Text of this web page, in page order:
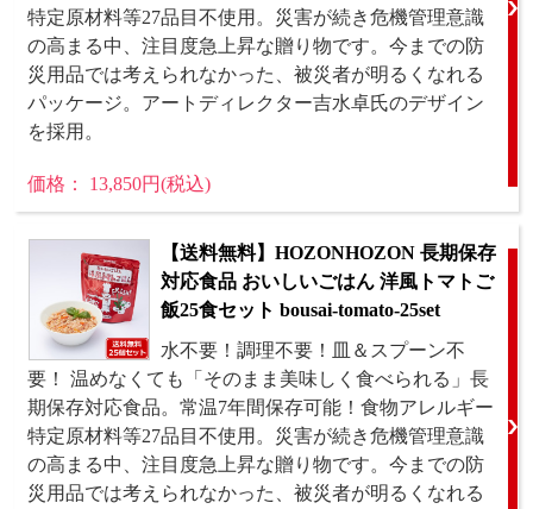
特定原材料等27品目不使用。災害が続き危機管理意識
の高まる中、注目度急上昇な贈り物です。今までの防
災用品では考えられなかった、被災者が明るくなれる
パッケージ。アートディレクター吉水卓氏のデザイン
を採用。
価格： 13,850円(税込)
【送料無料】HOZONHOZON 長期保存
対応食品 おいしいごはん 洋風トマトご
飯25食セット bousai-tomato-25set
水不要！調理不要！皿＆スプーン不
要！ 温めなくても「そのまま美味しく食べられる」長
期保存対応食品。常温7年間保存可能！食物アレルギー
特定原材料等27品目不使用。災害が続き危機管理意識
の高まる中、注目度急上昇な贈り物です。今までの防
災用品では考えられなかった、被災者が明るくなれる